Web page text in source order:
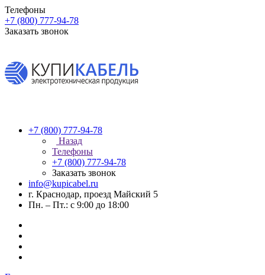
Телефоны
+7 (800) 777-94-78
Заказать звонок
+7 (800) 777-94-78
Назад
Телефоны
+7 (800) 777-94-78
Заказать звонок
info@kupicabel.ru
г. Краснодар, проезд Майский 5
Пн. – Пт.: с 9:00 до 18:00